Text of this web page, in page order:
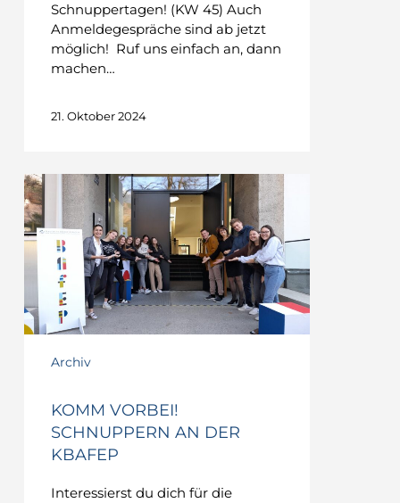
Schnuppertagen! (KW 45) Auch
Anmeldegespräche sind ab jetzt
möglich! Ruf uns einfach an, dann
machen…
21. Oktober 2024
Komm
vorbei!
Schnuppern
an
der
KBAfEP
Archiv
KOMM VORBEI!
SCHNUPPERN AN DER
KBAFEP
Interessierst du dich für die